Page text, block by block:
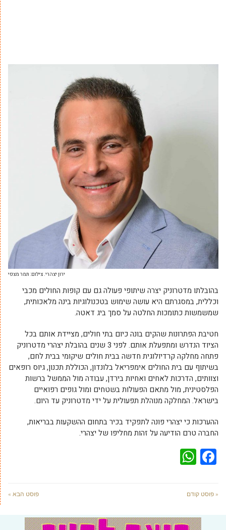
ירון יצהרי. צילום: תמר מצפי
בהובלתו מדטרוניק יצרה שיתופי פעולה גם עם קופות החולים מכבי
וכללית, במסגרתם היא עושה שימוש בטכנולוגיות בינה מלאכותית,
שמשמשות כתומכות החלטה על סמך ביג דאטה.
חטיבת הפתרונות שהקים בונה כיום בתי חולים, מציידת אותם בכל
הציוד הנדרש ומתפעלת אותם. לפני 3 שנים בהובלת יצהרי מדטרוניק
פתחה מחלקה קרדיולוגית חדשה בבית חולים שיקומי בבית לחם,
בשיתוף עם בית החולים אימפריאל בלונדון, הכוללת תכנון, גיוס רופאים
וצוותים, הדרכות לאחים ואחיות בירדן, עבודה מול הממשל ברשות
הפלסטינית, מול מתאם הפעולות בשטחים ומול גופים רפואיים
בישראל. המחלקה מנוהלת תפעולית על ידי מדטרוניק עד היום.
ההערכות כי יצהרי פונה לתפקיד בכיר בתחום ההשקעות בבריאות,
החברה טרם הודיעה על זהות מחליפו של יצהרי.
Facebook
« פוסט קודם פוסט הבא »